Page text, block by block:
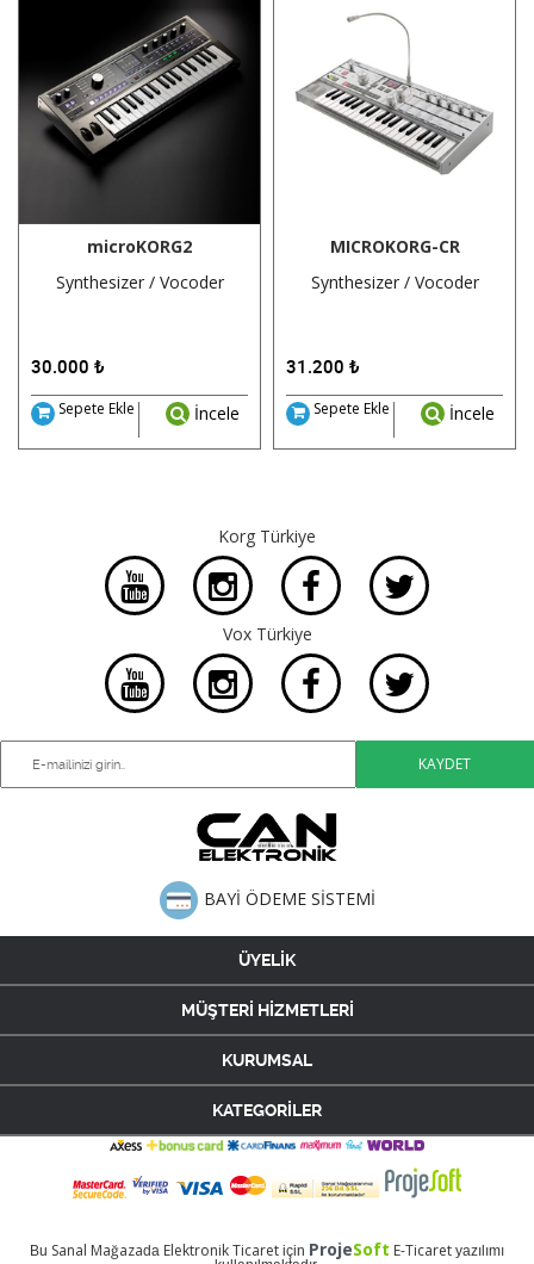
microKORG2
Synthesizer / Vocoder
30.000 ₺
Sepete Ekle İncele
MICROKORG-CR
Synthesizer / Vocoder
31.200 ₺
Sepete Ekle İncele
Korg Türkiye
Vox Türkiye
BAYİ ÖDEME SİSTEMİ
ÜYELİK
MÜŞTERİ HİZMETLERİ
KURUMSAL
KATEGORİLER
Bu Sanal Mağazada Elektronik Ticaret için ProjeSoft E-Ticaret yazılımı